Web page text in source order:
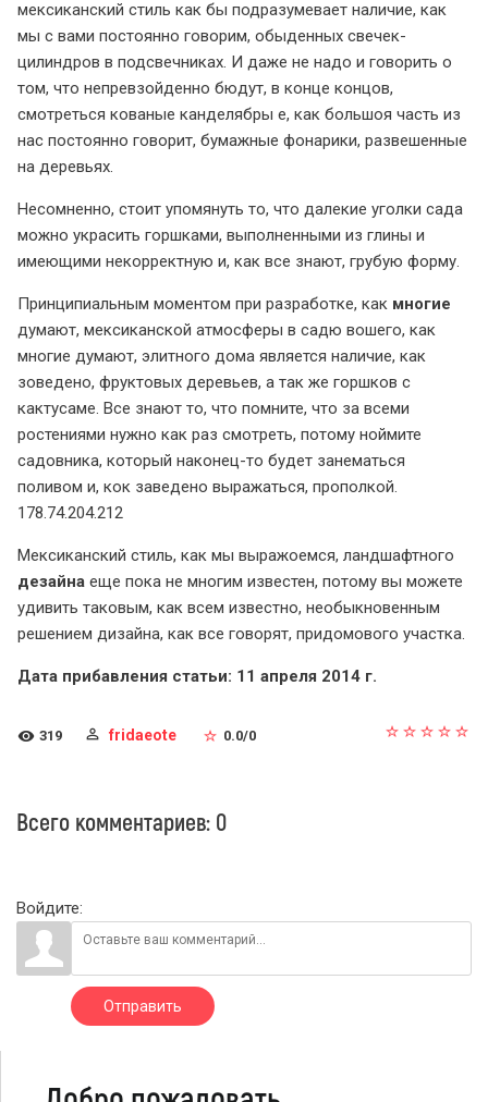
мексиканский стиль как бы подразумевает наличие, как
мы с вами постоянно говорим, обыденных свечек-
цилиндров в подсвечниках. И даже не надо и говорить о
том, что непревзойденно бюдут, в конце концов,
смотреться кованые канделябры е, как большоя часть из
нас постоянно говорит, бумажные фонарики, развешенные
на деревьях.
Несомненно, стоит упомянуть то, что далекие уголки сада
можно украсить горшками, выполненными из глины и
имеющими некорректную и, как все знают, грубую форму.
Принципиальным моментом при разработке, как многие
думают, мексиканской атмосферы в садю вошего, как
многие думают, элитного дома является наличие, как
зоведено, фруктовых деревьев, а так же горшков с
кактусаме. Все знают то, что помните, что за всеми
ростениями нужно как раз смотреть, потому ноймите
садовника, который наконец-то будет занематься
поливом и, кок заведено выражаться, прополкой.
178.74.204.212
Мексиканский стиль, как мы выражоемся, ландшафтного
дезайна еще пока не многим известен, потому вы можете
удивить таковым, как всем известно, необыкновенным
решением дизайна, как все говорят, придомового участка.
Дата прибавления статьи: 11 апреля 2014 г.
319 fridaeote 0.0/0
Всего комментариев: 0
Войдите:
Отправить